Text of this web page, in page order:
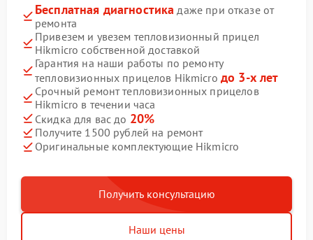
Бесплатная диагностика даже при отказе от
ремонта
Привезем и увезем тепловизионный прицел
Hikmicro собственной доставкой
Гарантия на наши работы по ремонту
тепловизионных прицелов Hikmicro до 3-х лет
Срочный ремонт тепловизионных прицелов
Hikmicro в течении часа
Скидка для вас до 20%
Получите 1500 рублей на ремонт
Оригинальные комплектующие Hikmicro
Получить консультацию
Наши цены